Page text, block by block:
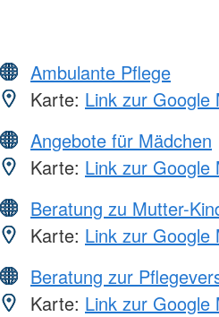
Ambulante Pflege
Karte: Link zur Google
Angebote für Mädchen
Karte: Link zur Google
Beratung zu Mutter-
Karte: Link zur Google
Beratung zur
Karte: Link zur Google